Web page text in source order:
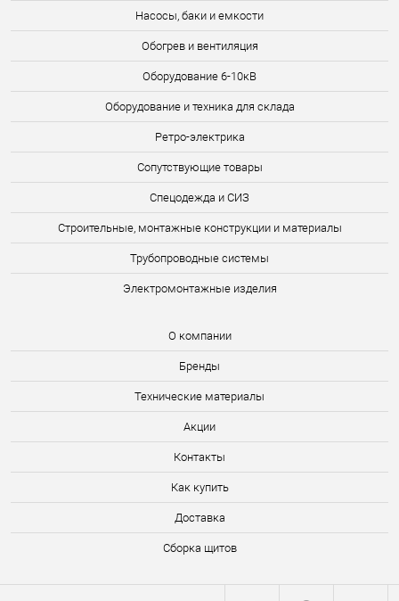
Насосы, баки и емкости
Обогрев и вентиляция
Оборудование 6-10кВ
Оборудование и техника для склада
Ретро-электрика
Сопутствующие товары
Спецодежда и СИЗ
Строительные, монтажные конструкции и материалы
Трубопроводные системы
Электромонтажные изделия
О компании
Бренды
Технические материалы
Акции
Контакты
Как купить
Доставка
Сборка щитов